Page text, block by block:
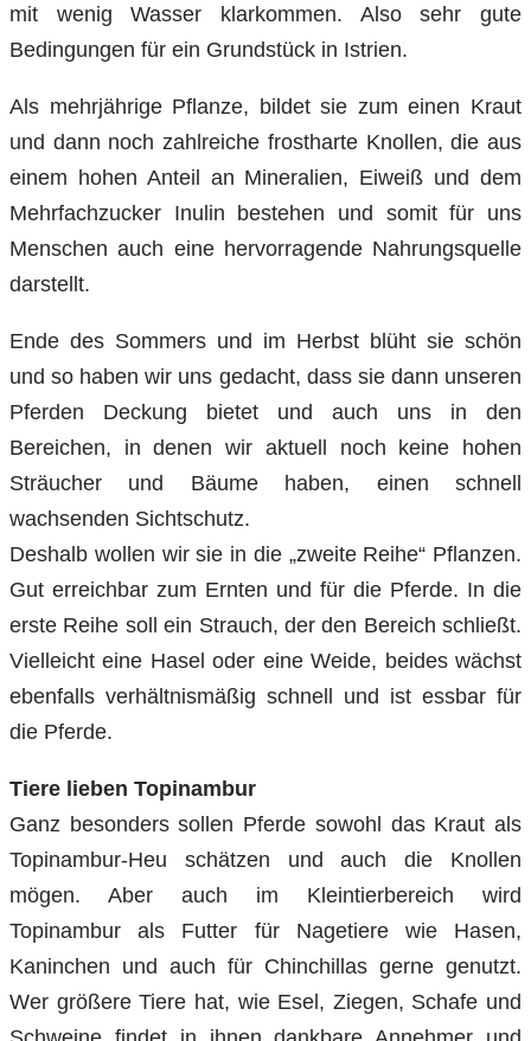
mit wenig Wasser klarkommen. Also sehr gute
Bedingungen für ein Grundstück in Istrien.
Als mehrjährige Pflanze, bildet sie zum einen Kraut
und dann noch zahlreiche frostharte Knollen, die aus
einem hohen Anteil an Mineralien, Eiweiß und dem
Mehrfachzucker Inulin bestehen und somit für uns
Menschen auch eine hervorragende Nahrungsquelle
darstellt.
Ende des Sommers und im Herbst blüht sie schön
und so haben wir uns gedacht, dass sie dann unseren
Pferden Deckung bietet und auch uns in den
Bereichen, in denen wir aktuell noch keine hohen
Sträucher und Bäume haben, einen schnell
wachsenden Sichtschutz.
Deshalb wollen wir sie in die „zweite Reihe“ Pflanzen.
Gut erreichbar zum Ernten und für die Pferde. In die
erste Reihe soll ein Strauch, der den Bereich schließt.
Vielleicht eine Hasel oder eine Weide, beides wächst
ebenfalls verhältnismäßig schnell und ist essbar für
die Pferde.
Tiere lieben Topinambur
Ganz besonders sollen Pferde sowohl das Kraut als
Topinambur-Heu schätzen und auch die Knollen
mögen. Aber auch im Kleintierbereich wird
Topinambur als Futter für Nagetiere wie Hasen,
Kaninchen und auch für Chinchillas gerne genutzt.
Wer größere Tiere hat, wie Esel, Ziegen, Schafe und